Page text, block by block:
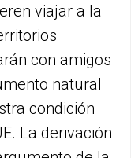
viajar a la
con amigos
natural
condición
La derivación